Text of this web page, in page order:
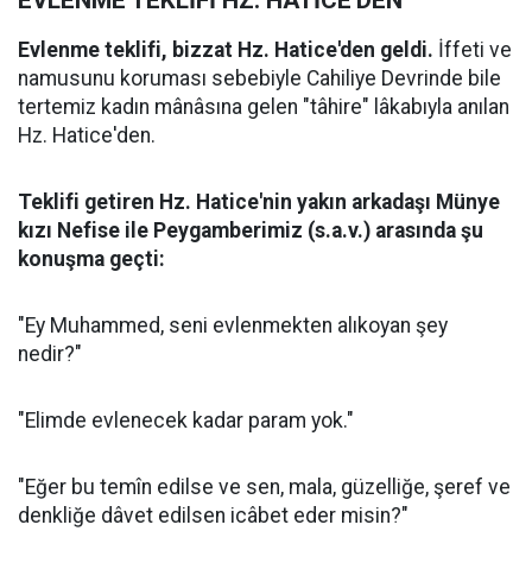
Evlenme teklifi, bizzat Hz. Hatice'den geldi. İffeti ve
namusunu koruması sebebiyle Cahiliye Devrinde bile
tertemiz kadın mânâsına gelen "tâhire" lâkabıyla anılan
Hz. Hatice'den.
Teklifi getiren Hz. Hatice'nin yakın arkadaşı Münye
kızı Nefise ile Peygamberimiz (s.a.v.) arasında şu
konuşma geçti:
"Ey Muhammed, seni evlenmekten alıkoyan şey
nedir?"
"Elimde evlenecek kadar param yok."
"Eğer bu temîn edilse ve sen, mala, güzelliğe, şeref ve
denkliğe dâvet edilsen icâbet eder misin?"